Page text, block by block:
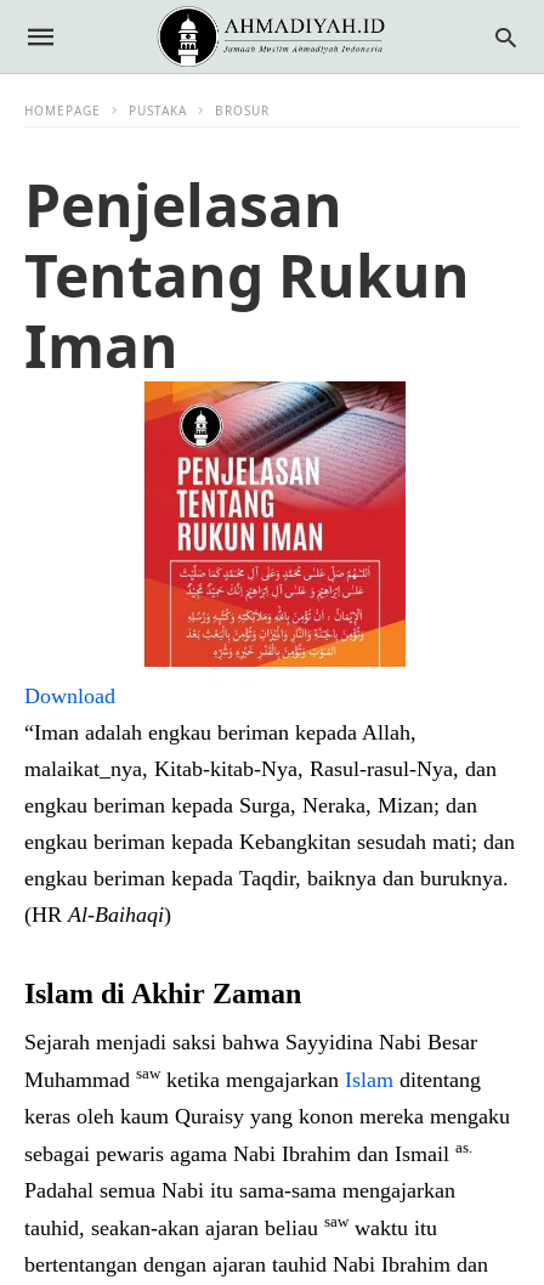
HOMEPAGE PUSTAKA BROSUR
Penjelasan
Tentang Rukun
Iman
Download
“Iman adalah engkau beriman kepada Allah,
malaikat_nya, Kitab-kitab-Nya, Rasul-rasul-Nya, dan
engkau beriman kepada Surga, Neraka, Mizan; dan
engkau beriman kepada Kebangkitan sesudah mati; dan
engkau beriman kepada Taqdir, baiknya dan buruknya.
(HRAl-Baihaqi)
Islam di Akhir Zaman
Sejarah menjadi saksi bahwa Sayyidina Nabi Besar
Muhammad sawketika mengajarkan Islam ditentang
keras oleh kaum Quraisy yang konon mereka mengaku
sebagai pewaris agama Nabi Ibrahim dan Ismail as.
Padahal semua Nabi itu sama-sama mengajarkan
tauhid, seakan-akan ajaran beliau sawwaktu itu
bertentangan dengan ajaran tauhid Nabi Ibrahim dan